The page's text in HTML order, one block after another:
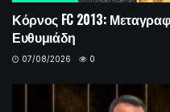
Κόρνος FC 2013:
Ευθυμιάδη
07/08/2026 0